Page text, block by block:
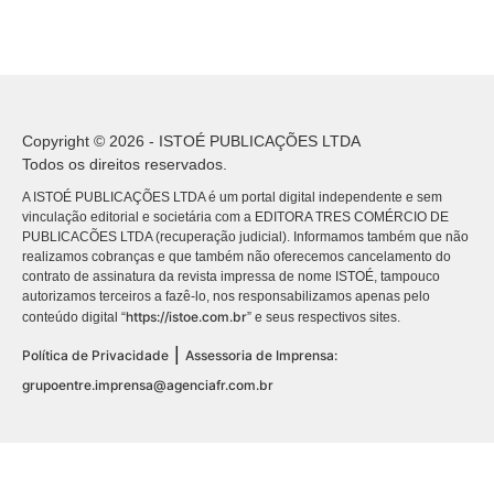
Copyright © 2026 - ISTOÉ PUBLICAÇÕES LTDA
Todos os direitos reservados.
A ISTOÉ PUBLICAÇÕES LTDA é um portal digital independente e sem
vinculação editorial e societária com a EDITORA TRES COMÉRCIO DE
PUBLICACÕES LTDA (recuperação judicial). Informamos também que não
realizamos cobranças e que também não oferecemos cancelamento do
contrato de assinatura da revista impressa de nome ISTOÉ, tampouco
autorizamos terceiros a fazê-lo, nos responsabilizamos apenas pelo
conteúdo digital “https://istoe.com.br” e seus respectivos sites.
Política de Privacidade
Assessoria de Imprensa:
grupoentre.imprensa@agenciafr.com.br